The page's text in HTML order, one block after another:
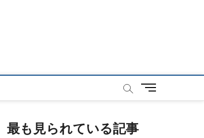
メ
最も見られている記事